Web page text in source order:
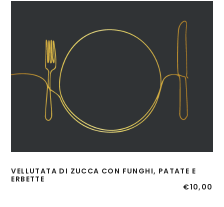
VELLUTATA DI ZUCCA CON FUNGHI, PATATE E
ERBETTE
€10,00